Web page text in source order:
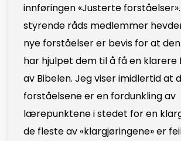
innføringen «Justerte
styrende råds medlemmer
nye forståelser er bevis for at
har hjulpet dem til å få en klarere
av Bibelen. Jeg viser imidlertid at
forståelsene er en fordunkling av
lærepunktene i stedet for en
de fleste av «klargjøringene» er